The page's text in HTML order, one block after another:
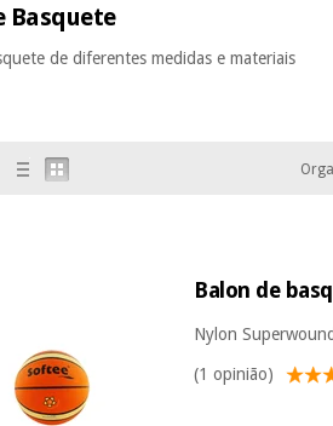
Basquete
de diferentes medidas e materiais
Balon de
Nylon
(1 opinião)